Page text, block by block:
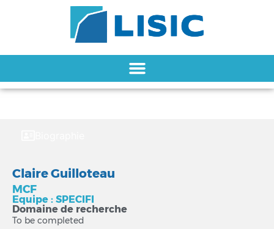
Claire Guilloteau
MCF
Equipe : SPECIFI
Domaine de recherche
To be completed